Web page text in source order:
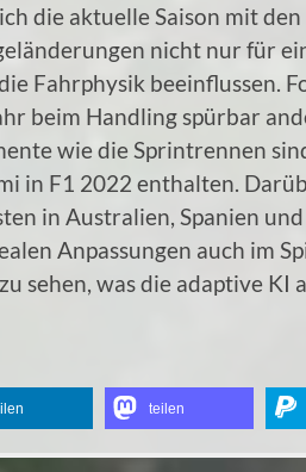
die aktuelle Saison mit
nicht nur für
Fahrphysik beeinflussen.
beim Handling spürbar
wie die Sprintrennen
in F1 2022 enthalten.
in Australien, Spanien
Anpassungen auch im
sehen, was die adaptive KI
teilen